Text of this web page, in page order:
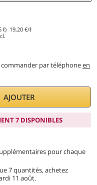
ℓ) 19,20 €/ℓ
par téléphoneen
AJOUTER
7 DISPONIBLES
pour chaque
7 quantités, achetez
11 août.